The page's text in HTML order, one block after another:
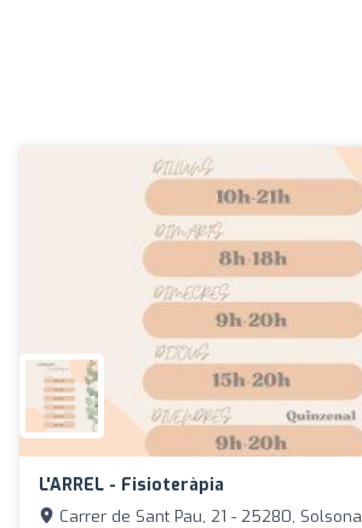
L'ARREL - Fisioteràpia
Carrer de Sant Pau, 21 - 25280, Solsona